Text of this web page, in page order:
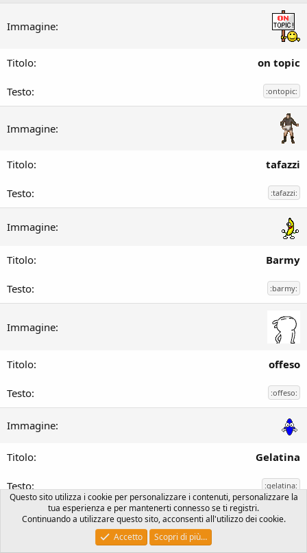
on topic
:ontopic:
tafazzi
:tafazzi:
Barmy
:barmy:
offeso
:offeso:
Gelatina
:gelatina:
Le faccine sono fornite gratuitamente daEmojiOne.
Questo sito utilizza i cookie per personalizzare i contenuti, personalizzare la
tua esperienza e per mantenerti connesso se ti registri.
Continuando a utilizzare questo sito, acconsenti all'utilizzo dei cookie.
Accetto
Scopri di più…